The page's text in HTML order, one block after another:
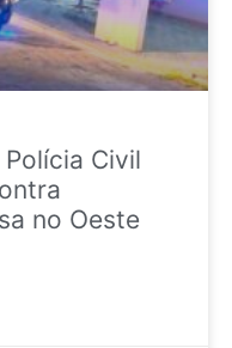
Polícia Civil
no Oeste